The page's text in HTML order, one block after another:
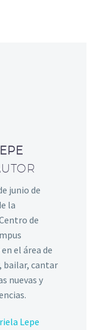
junio de
la
de
el área de
bailar, cantar
nuevas y
Lepe